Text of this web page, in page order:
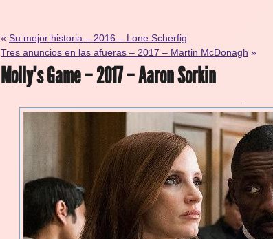
« Su mejor historia – 2016 – Lone Scherfig
Tres anuncios en las afueras – 2017 – Martin McDonagh »
Molly’s Game – 2017 – Aaron Sorkin